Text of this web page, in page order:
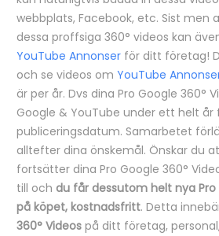
webbplats, Facebook, etc. Sist men
dessa proffsiga 360° videos kan
YouTube Annonser för ditt företag!
och se videos om YouTube
är per år. Dvs dina Pro Google 360°
Google & YouTube under ett helt år
publiceringsdatum. Samarbetet
alltefter dina önskemål. Önskar du
fortsätter dina Pro Google 360°
till och du får dessutom helt nya Pro
på köpet, kostnadsfritt. Detta
360° Videos på ditt företag,